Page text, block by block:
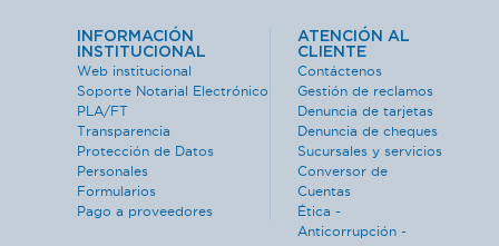
INFORMACIÓN
INSTITUCIONAL
Web institucional
Soporte Notarial Electrónico
PLA/FT
Transparencia
Protección de Datos
Personales
Formularios
Pago a proveedores
ATENCIÓN AL
CLIENTE
Contáctenos
Gestión de reclamos
Denuncia de tarjetas
Denuncia de cheques
Sucursales y servicios
Conversor de
Cuentas
Ética -
Anticorrupción -